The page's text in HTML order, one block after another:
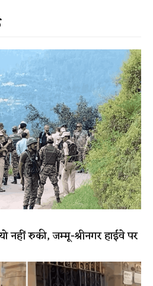
नहीं रुकी, जम्मू-श्रीनगर हाईवे पर